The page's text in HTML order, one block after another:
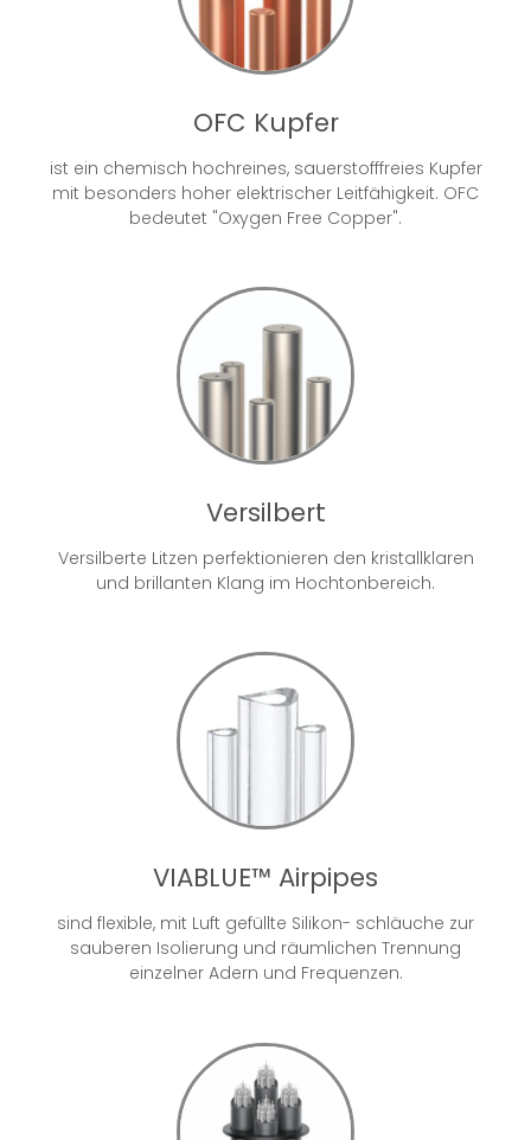
OFC Kupfer
ist ein chemisch hochreines, sauerstofffreies Kupfer
mit besonders hoher elektrischer Leitfähigkeit. OFC
bedeutet "Oxygen Free Copper".
Versilbert
Versilberte Litzen perfektionieren den kristallklaren
und brillanten Klang im Hochtonbereich.
VIABLUE™ Airpipes
sind flexible, mit Luft gefüllte Silikon- schläuche zur
sauberen Isolierung und räumlichen Trennung
einzelner Adern und Frequenzen.